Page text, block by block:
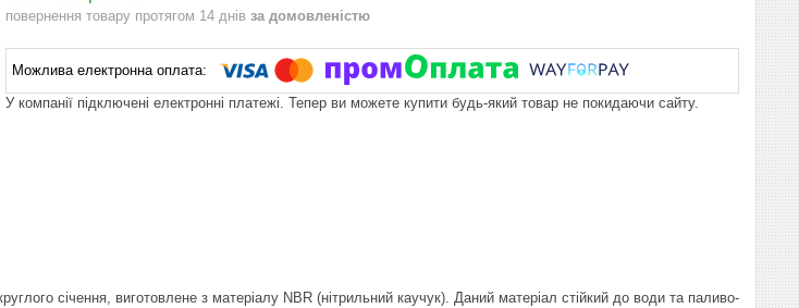
повернення товару протягом 14 днів за домовленістю
У компанії підключені електронні платежі. Тепер ви можете купити будь-який товар не покидаючи сайту.
січення, виготовлене з матеріалу NBR (нітрильний каучук). Даний матеріал стійкий до води та паливо-